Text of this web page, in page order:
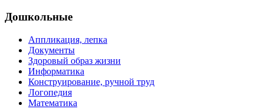
Дошкольные
Аппликация, лепка
Документы
Здоровый образ жизни
Информатика
Конструирование, ручной труд
Логопедия
Математика